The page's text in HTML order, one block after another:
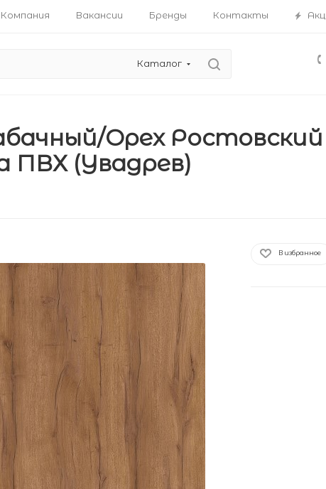
Компания Вакансии Бренды Контакты
Каталог
Орех
ПВХ (Увадрев)
В избранное